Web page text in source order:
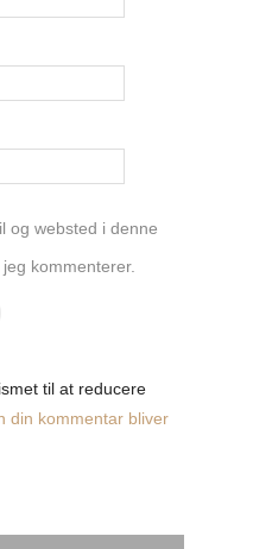
og websted i denne
kommenterer.
til at reducere
din kommentar bliver